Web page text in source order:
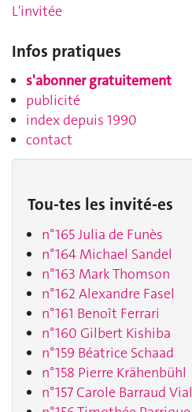
L'invitée
Infos pratiques
s'abonner gratuitement
publicité
index depuis 1990
contact
Tou-tes les invité-es
n°165 Julia de Funès
n°164 Michael Sandel
n°163 Mark Thomson
n°162 Alexandre Fasel
n°161 Benoît Ferrari
n°160 Gilbert Kishiba
n°159 Béatrice Schaad
n°158 Pierre Krähenbühl
n°157 Carole Barraud Vial